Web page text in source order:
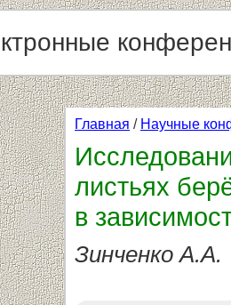
Главная / Научные
листьях
в
Зинченко А.А.